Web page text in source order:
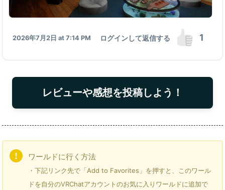
2026年7月2日 at 7:14 PM ログインして返信する 1
レビューや感想を投稿しよう！
ワールドに行く方法
・下記リンク先で「Add to Favorites」を押すと、このワール
ドを自分のVRChatアカウントのお気に入りワールドに追加で